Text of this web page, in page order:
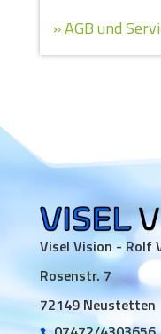
» AGB und
Visel Vision - Rolf
Rosenstr. 7
72149 Neustetten